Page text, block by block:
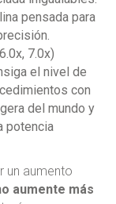
pensada para
7.0x)
el nivel de
con
del mundo y
potencia
un aumento
aumente más